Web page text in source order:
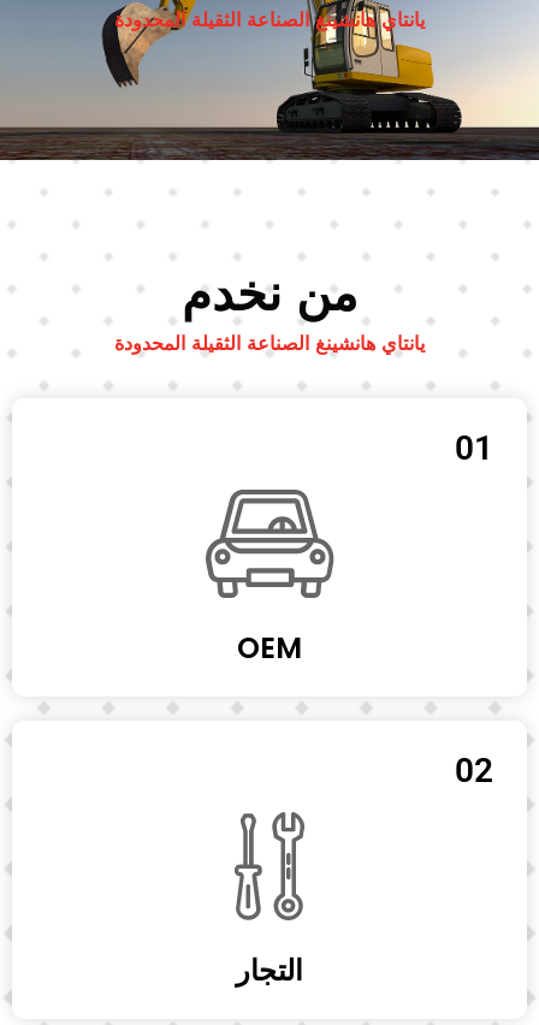
يانتاي هانشينغ الصناعة الثقيلة المحدودة
من نخدم
يانتاي هانشينغ الصناعة الثقيلة المحدودة
01
OEM
02
التجار